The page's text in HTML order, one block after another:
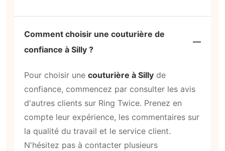
Comment choisir une couturière de
confiance à Silly ?
Pour choisir une couturière à Silly de
confiance, commencez par consulter les avis
d'autres clients sur Ring Twice. Prenez en
compte leur expérience, les commentaires sur
la qualité du travail et le service client.
N'hésitez pas à contacter plusieurs